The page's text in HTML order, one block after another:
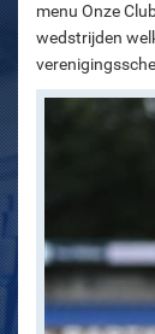
menu Onze
wedstrijden